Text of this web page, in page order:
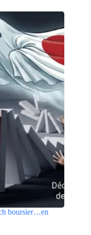
boursier…en